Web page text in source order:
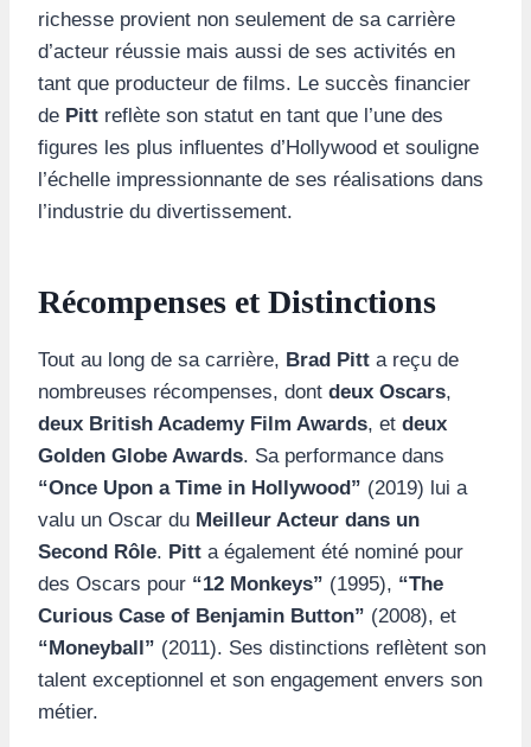
richesse provient non seulement de sa carrière
d’acteur réussie mais aussi de ses activités en
tant que producteur de films. Le succès financier
de Pitt reflète son statut en tant que l’une des
figures les plus influentes d’Hollywood et souligne
l’échelle impressionnante de ses réalisations dans
l’industrie du divertissement.
Récompenses et Distinctions
Tout au long de sa carrière, Brad Pitt a reçu de
nombreuses récompenses, dont deux Oscars,
deux British Academy Film Awards, et deux
Golden Globe Awards. Sa performance dans
“Once Upon a Time in Hollywood” (2019) lui a
valu un Oscar du Meilleur Acteur dans un
Second Rôle. Pitt a également été nominé pour
des Oscars pour “12 Monkeys” (1995), “The
Curious Case of Benjamin Button” (2008), et
“Moneyball” (2011). Ses distinctions reflètent son
talent exceptionnel et son engagement envers son
métier.